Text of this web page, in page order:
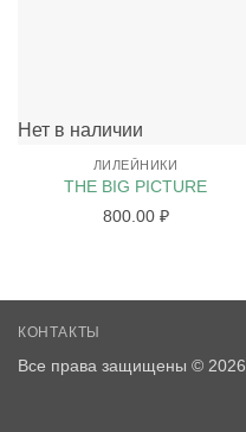
Нет в наличии
ЛИЛЕЙНИКИ
THE BIG PICTURE
800.00 ₽
КОНТАКТЫ
Все права защищены © 2026